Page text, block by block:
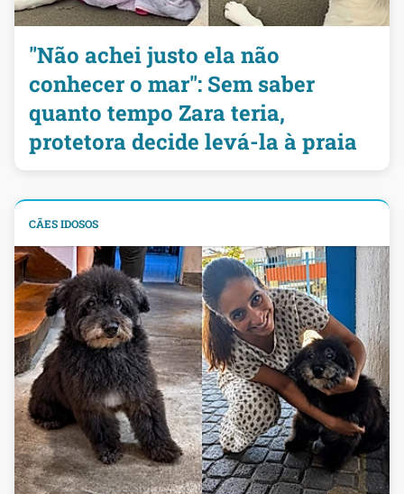
"Não achei justo ela não
conhecer o mar": Sem saber
quanto tempo Zara teria,
protetora decide levá-la à praia
CÃES IDOSOS